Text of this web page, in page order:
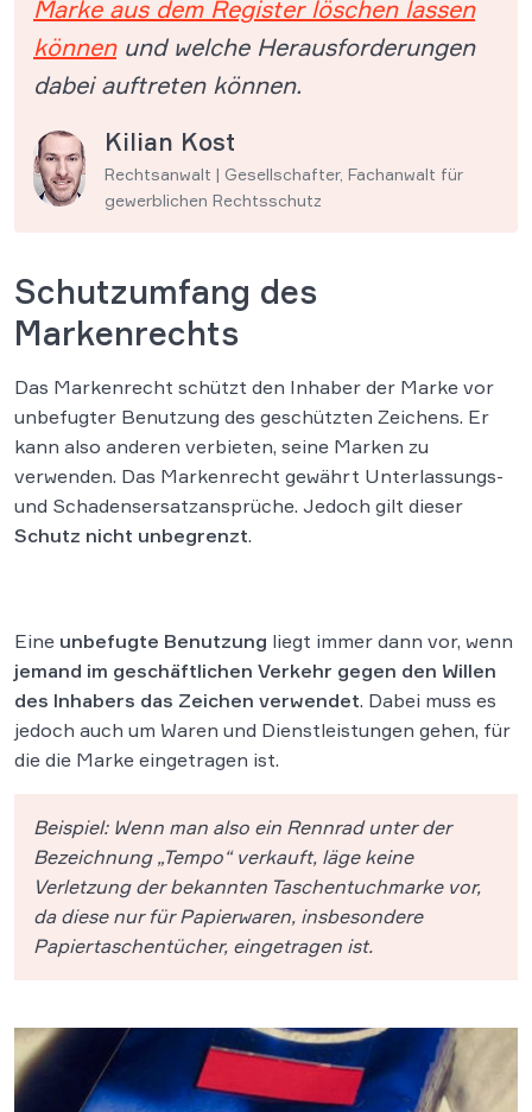
Marke aus dem Register löschen lassen
könnenund welche Herausforderungen
dabei auftreten können.
Kilian Kost
Rechtsanwalt | Gesellschafter, Fachanwalt für
gewerblichen Rechtsschutz
Schutzumfang des
Markenrechts
Das Markenrecht schützt den Inhaber der Marke vor
unbefugter Benutzung des geschützten Zeichens. Er
kann also anderen verbieten, seine Marken zu
verwenden. Das Markenrecht gewährt Unterlassungs-
und Schadensersatzansprüche. Jedoch gilt dieser
Schutz nicht unbegrenzt.
Eine unbefugte Benutzung liegt immer dann vor, wenn
jemand im geschäftlichen Verkehr gegen den Willen
des Inhabers das Zeichen verwendet. Dabei muss es
jedoch auch um Waren und Dienstleistungen gehen, für
die die Marke eingetragen ist.
Beispiel: Wenn man also ein Rennrad unter der
Bezeichnung „Tempo“ verkauft, läge keine
Verletzung der bekannten Taschentuchmarke vor,
da diese nur für Papierwaren, insbesondere
Papiertaschentücher, eingetragen ist.